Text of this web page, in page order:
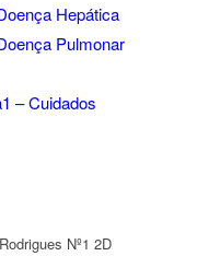
Hepática
Pulmonar
– Cuidados
Nº1 2D